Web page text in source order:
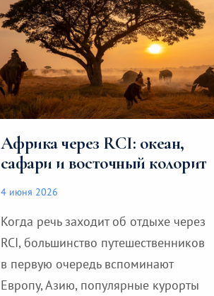
Африка через RCI: океан,
сафари и восточный колорит
4 июня 2026
Когда речь заходит об отдыхе через
RCI, большинство путешественников
в первую очередь вспоминают
Европу, Азию, популярные курорты